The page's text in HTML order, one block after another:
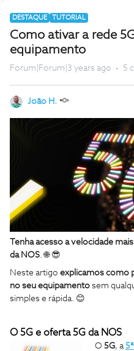
DESTAQUE TUTORIAL
Como ativar a rede
equipamento
Forum|Forum|3 years ago 5
João H.
Tenha acesso a velocidade
da NOS. 🌐 😎
Neste artigo explicamos como
no seu equipamento sem
simples e rápida. 😊
O 5G e oferta 5G da NOS
O 5G, a